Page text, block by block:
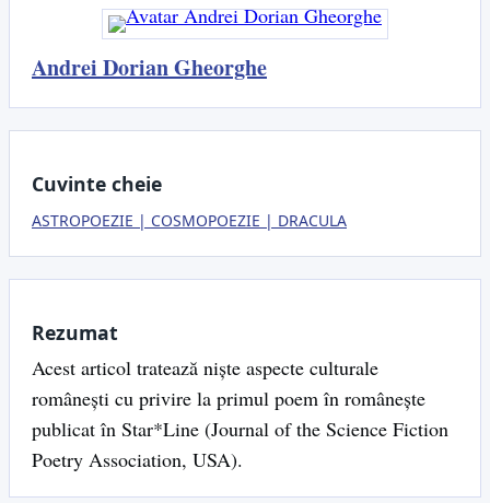
Andrei Dorian Gheorghe
Cuvinte cheie
ASTROPOEZIE COSMOPOEZIE DRACULA
Rezumat
Acest articol tratează niște aspecte culturale
românești cu privire la primul poem în românește
publicat în Star*Line (Journal of the Science Fiction
Poetry Association, USA).